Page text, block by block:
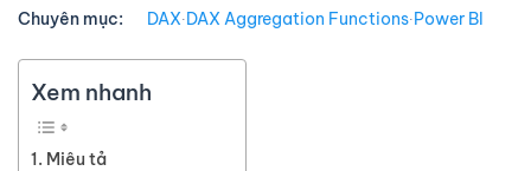
Chuyên mục: DAX∙DAX Aggregation Functions∙Power BI
Xem nhanh
Miêu tả